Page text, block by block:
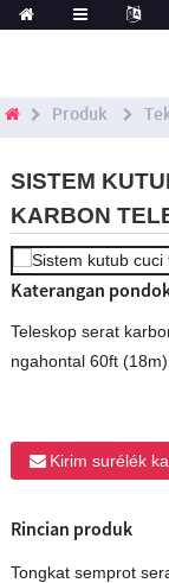
Produk
SISTEM
KARBON
Katerangan
Teleskop serat
ngahontal 60ft
Kirim surélék
Rincian produk
Tongkat semprot